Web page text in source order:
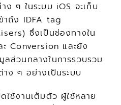
ๆ ในระบบ iOS จะเก็บ
าถึง IDFA tag
ซึ่งเป็นช่องทางใน
Conversion และยัง
ส่วนกลางในการรวบรวม
ง ๆ อย่างเป็นระบบ
ใช้งานเต็มตัว ผู้ใช้หลาย